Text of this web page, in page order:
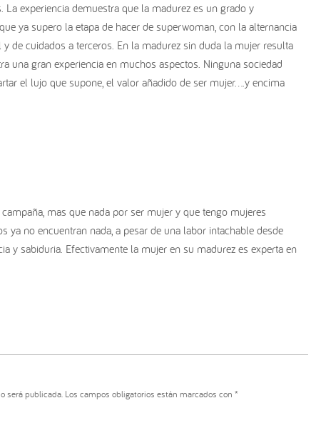
La experiencia demuestra que la madurez es un grado y
ya supero la etapa de hacer de superwoman, con la alternancia
de cuidados a terceros. En la madurez sin duda la mujer resulta
una gran experiencia en muchos aspectos. Ninguna sociedad
el lujo que supone, el valor añadido de ser mujer….y encima
mas que nada por ser mujer y que tengo mujeres
ya no encuentran nada, a pesar de una labor intachable desde
y sabiduria. Efectivamente la mujer en su madurez es experta en
será publicada. Los campos obligatorios están marcados con *